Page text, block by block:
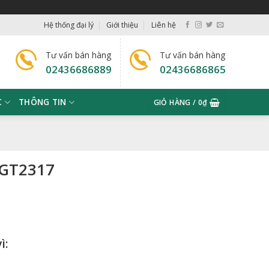
Hệ thống đại lý Giới thiệu Liên hệ
Tư vấn bán hàng
02436686889
Tư vấn bán hàng
02436686865
THÔNG TIN GIỎ HÀNG / 0₫